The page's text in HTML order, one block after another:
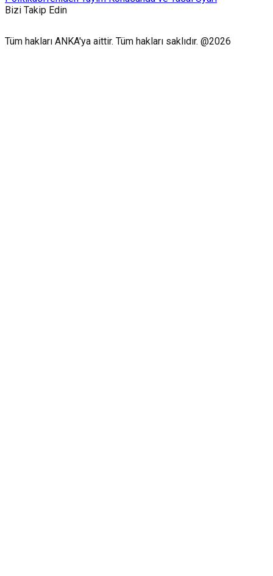
Bizi Takip Edin
Tüm hakları ANKA'ya aittir. Tüm hakları saklıdır. @2026